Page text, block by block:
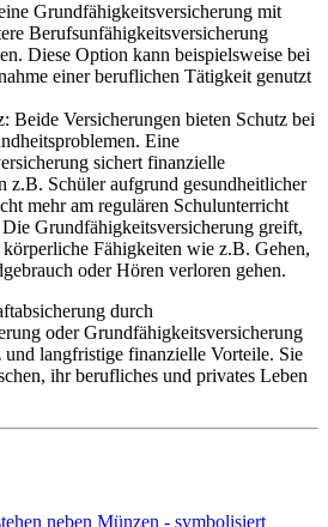
Grundfähigkeitsversicherung mit
Berufsunfähigkeitsversicherung
Diese Option kann beispielsweise bei
einer beruflichen Tätigkeit genutzt
Beide Versicherungen bieten Schutz bei
Eine
sichert finanzielle
z.B. Schüler aufgrund gesundheitlicher
mehr am regulären Schulunterricht
Grundfähigkeitsversicherung greift,
Fähigkeiten wie z.B. Gehen,
oder Hören verloren gehen.
durch
oder Grundfähigkeitsversicherung
und langfristige finanzielle Vorteile. Sie
ihr berufliches und privates Leben